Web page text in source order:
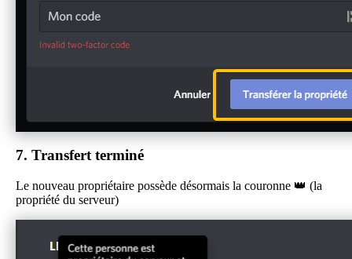
7. Transfert terminé
Le nouveau propriétaire possède désormais la couronne 👑 (la
propriété du serveur)